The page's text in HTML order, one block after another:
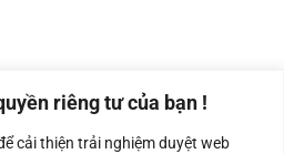
riêng tư của bạn !
cải thiện trải nghiệm duyệt web